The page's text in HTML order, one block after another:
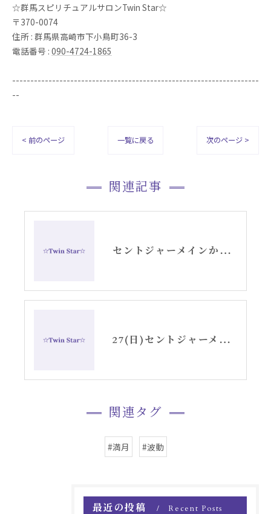
☆群馬スピリチュアルサロンTwin Star☆
〒370-0074
住所 : 群馬県高崎市下小鳥町36-3
電話番号 : 090-4724-1865
--------------------------------------------------------------------
--
< 前のページ 一覧に戻る 次のページ >
関連記事
セントジャーメインからのガイダンスで作りますGSVF浄化清塩
27(日)セントジャーメインGSVFメディテーションお知らせ高崎TwinStar
関連タグ
#満月 #波動
最近の投稿 Recent Posts